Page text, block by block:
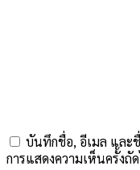
บันทึกชื่อ, อีเมล และ
การแสดงความเห็นครั้งถั